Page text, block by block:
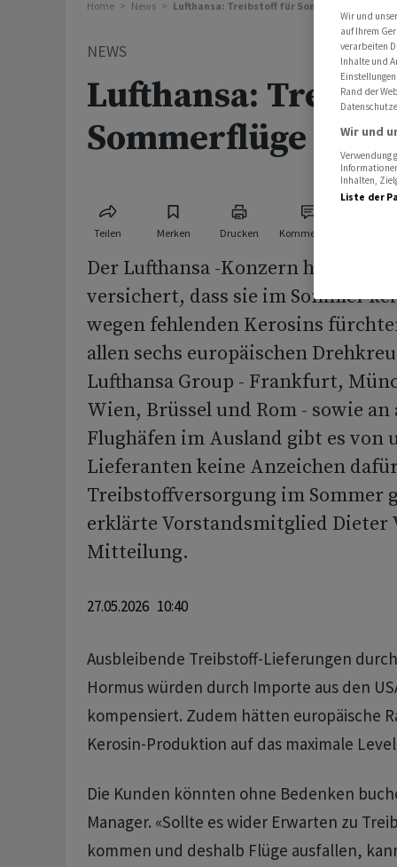
Home News Lufthansa: Treibstoff für Sommerflüge sicher
NEWS
Lufthansa:
Sommerflüge
Teilen Merken Drucken Kommentare
Der Lufthansa -Konzern hat seinen
versichert, dass sie im Sommer
wegen fehlenden Kerosins
allen sechs europäischen
Lufthansa Group - Frankfurt,
Wien, Brüssel und Rom - sowie an
Flughäfen im Ausland gibt es von
Lieferanten keine Anzeichen
Treibstoffversorgung im Sommer
erklärte Vorstandsmitglied Dieter
Mitteilung.
27.05.2026 10:40
Ausbleibende Treibstoff-Lieferungen
Hormus würden durch Importe aus den
kompensiert. Zudem hätten europäische
Kerosin-Produktion auf das maximale
Die Kunden könnten ohne Bedenken
Manager. «Sollte es wider Erwarten zu
kommen und deshalb Flüge ausfallen,
Wir und
auf Ihrem
verarbeiten
Inhalte und
Rand der
Wir und
Verwendung
Inhalten,
Liste der